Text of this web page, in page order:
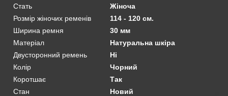
Стать
Жіноча
Розмір жіночих ременів
114 - 120 см.
Ширина ремня
30 мм
Матеріал
Натуральна шкіра
Двусторонний ремень
Ні
Колір
Чорний
Коротшає
Так
Стан
Новий